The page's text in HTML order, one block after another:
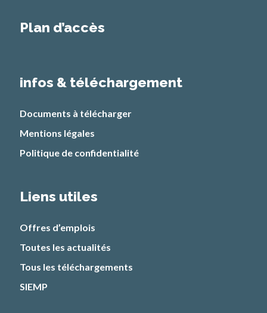
Plan d’accès
infos & téléchargement
Documents à télécharger
Mentions légales
Politique de confidentialité
Liens utiles
Offres d’emplois
Toutes les actualités
Tous les téléchargements
SIEMP